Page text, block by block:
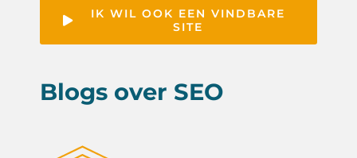
IK WIL OOK EEN VINDBARE
SITE
Blogs over SEO